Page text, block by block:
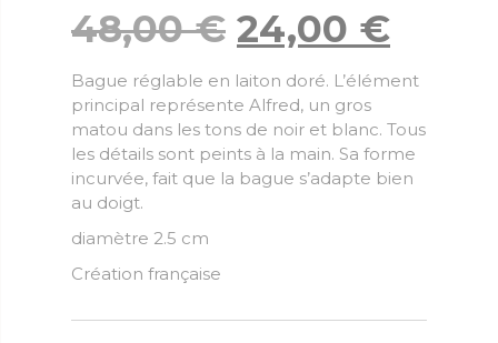
48,00€ 24,00 €
Bague réglable en laiton doré. L’élément
principal représente Alfred, un gros
matou dans les tons de noir et blanc. Tous
les détails sont peints à la main. Sa forme
incurvée, fait que la bague s’adapte bien
au doigt.
diamètre 2.5 cm
Création française